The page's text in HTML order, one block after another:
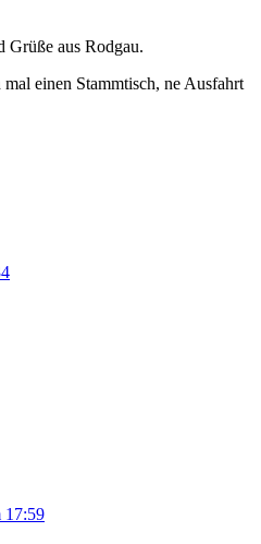
aus Rodgau.
einen Stammtisch, ne Ausfahrt
17:59